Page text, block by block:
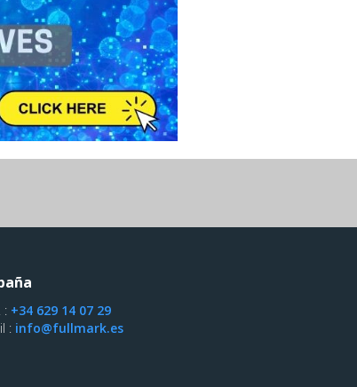
: +34 629 14 07 29
: info@fullmark.es